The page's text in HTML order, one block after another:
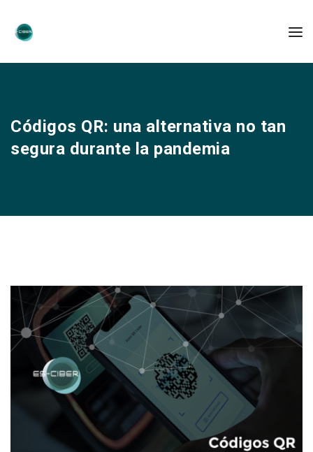
Códigos QR: una alternativa no tan
segura durante la pandemia